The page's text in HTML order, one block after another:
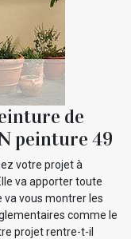
de
peinture 49
votre projet à
va apporter toute
va vous montrer les
comme le
projet rentre-t-il